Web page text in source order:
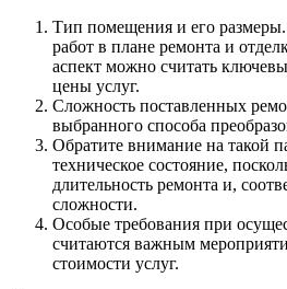
Тип помещения и его
работ в плане ремонта и
аспект можно считать
цены услуг.
Сложность поставленных
выбранного способа
Обратите внимание на такой
техническое состояние,
длительность ремонта и,
сложности.
Особые требования при
считаются важным
стоимости услуг.